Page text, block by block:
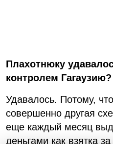
Плахотнюку
контролем Гагаузию?
Удавалось. Потому,
совершенно другая
еще каждый месяц
деньгами как взятка